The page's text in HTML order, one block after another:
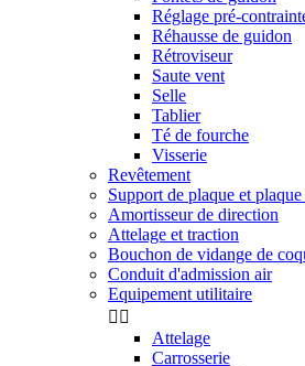
Réglage pré-
Réhausse de guidon
Rétroviseur
Saute vent
Selle
Tablier
Té de fourche
Visserie
Revêtement
Support de plaque et
Amortisseur de direction
Attelage et traction
Bouchon de vidange de
Conduit d'admission air
Equipement utilitaire
 
Attelage
Carrosserie